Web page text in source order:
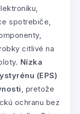
spotrebiče,
citlivé na
Nízka
(EPS)
, pretože
ochranu bez